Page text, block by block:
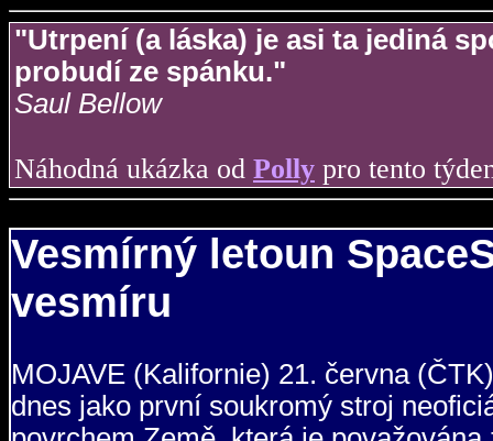
"Utrpení (a láska) je asi ta jediná
probudí ze spánku."
Saul Bellow
Náhodná ukázka od Polly pro tento
Vesmírný letoun
vesmíru
MOJAVE (Kalifornie) 21. června
dnes jako první soukromý stroj